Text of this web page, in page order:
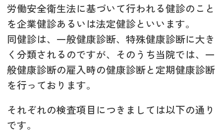
労働安全衛生法に基づいて行われる健診のこと
を企業健診あるいは法定健診といいます。
同健診は、一般健康診断、特殊健康診断に大き
く分類されるのですが、そのうち当院では、一
般健康診断の雇入時の健康診断と定期健康診断
を行っております。
それぞれの検査項目につきましては以下の通り
です。